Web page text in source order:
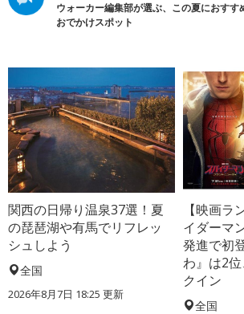
ウォーカー編集部が選ぶ、この夏におすす
おでかけスポット
関西の日帰り温泉37選！夏
の琵琶湖や有馬でリフレッ
シュしよう
全国
2026年8月7日 18:25 更新
【映画ラ
イダーマ
発進で初
わ』は2
クイン
全国